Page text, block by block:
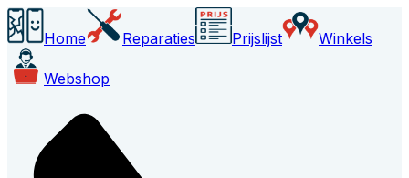
Home Reparaties Prijslijst Winkels
Webshop